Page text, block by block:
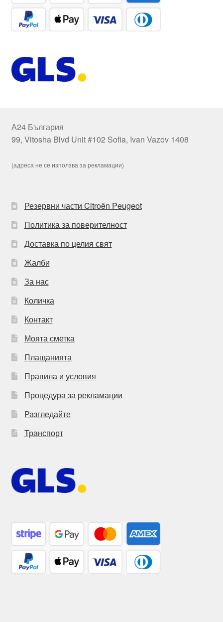
А24 България
99, Vitosha Blvd Unit #102 Sofia, Ivan Vazov 1408
(адреса не се използва за рекламации)
Резервни части Citroën Peugeot
Политика за поверителност
Доставка по целия свят
Жалби
За нас
Количка
Контакт
Моята сметка
Плащанията
Правила и условия
Процедура за рекламации
Разгледайте
Транспорт